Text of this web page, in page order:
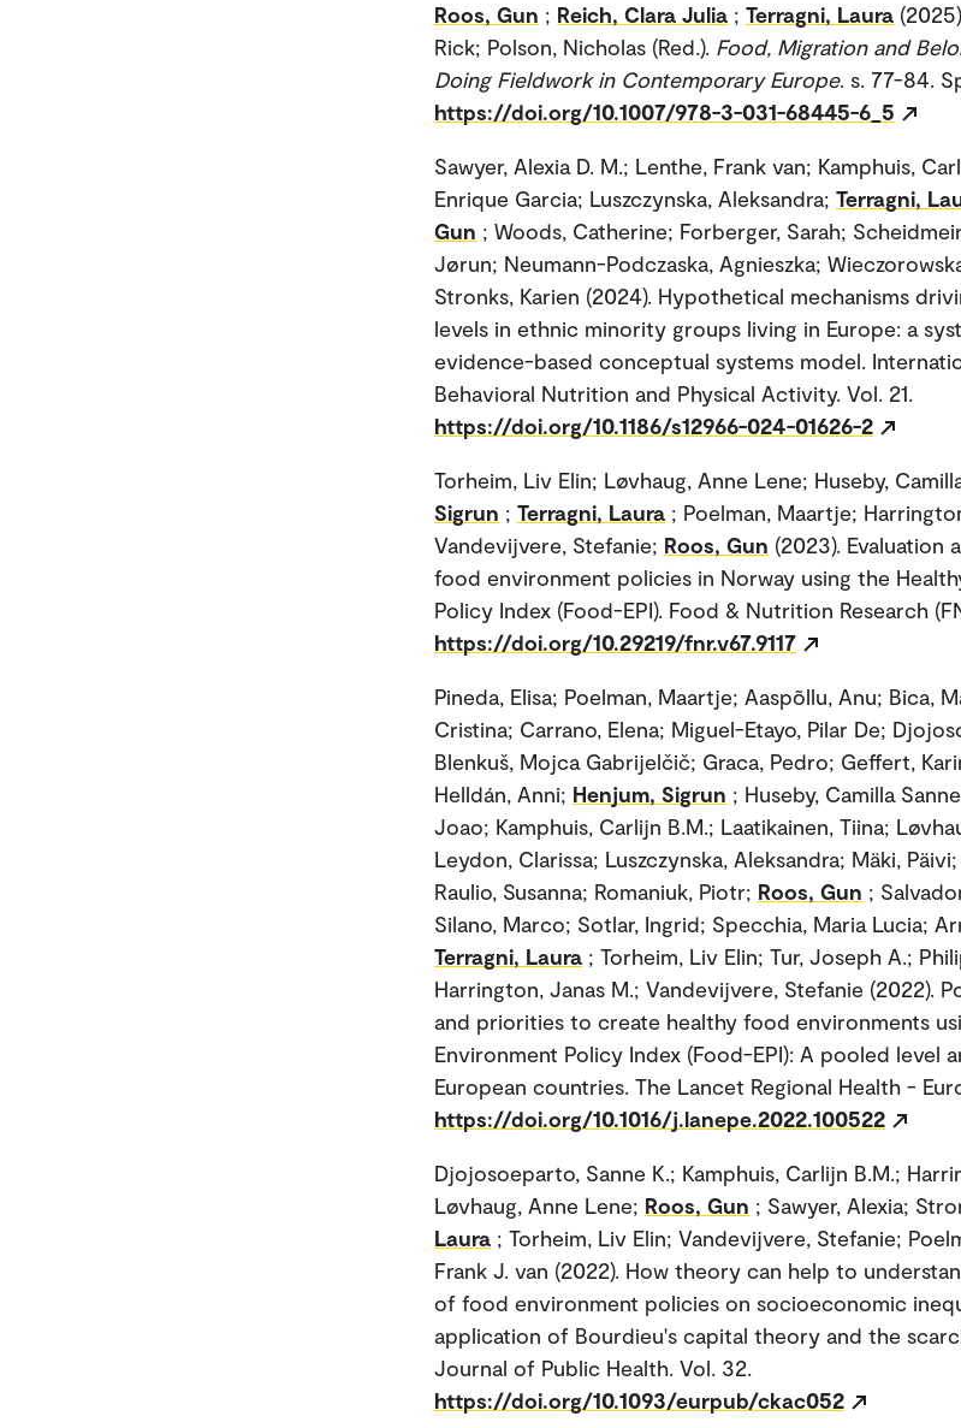
Roos, Gun ; Reich, Clara Julia ; Terragni, Laura
Rick; Polson, Nicholas (Red.). Food, Migration and
Doing Fieldwork in Contemporary Europe. s. 77-84.
https://doi.org/10.1007/978-3-031-68445-6_5
Sawyer, Alexia D. M.; Lenthe, Frank van; Kamphuis,
Enrique Garcia; Luszczynska, Aleksandra; Terragni,
Gun ; Woods, Catherine; Forberger, Sarah;
Jørun; Neumann-Podczaska, Agnieszka;
Stronks, Karien (2024). Hypothetical mechanisms
levels in ethnic minority groups living in Europe: a
evidence-based conceptual systems model.
Behavioral Nutrition and Physical Activity. Vol. 21.
https://doi.org/10.1186/s12966-024-01626-2
Torheim, Liv Elin; Løvhaug, Anne Lene; Huseby,
Sigrun ; Terragni, Laura ; Poelman, Maartje;
Vandevijvere, Stefanie; Roos, Gun (2023).
food environment policies in Norway using the
Policy Index (Food-EPI). Food & Nutrition Research
https://doi.org/10.29219/fnr.v67.9117
Pineda, Elisa; Poelman, Maartje; Aaspõllu, Anu; Bica,
Cristina; Carrano, Elena; Miguel-Etayo, Pilar De;
Blenkuš, Mojca Gabrijelčič; Graca, Pedro; Geffert,
Helldán, Anni; Henjum, Sigrun ; Huseby, Camilla
Joao; Kamphuis, Carlijn B.M.; Laatikainen, Tiina;
Leydon, Clarissa; Luszczynska, Aleksandra; Mäki,
Raulio, Susanna; Romaniuk, Piotr; Roos, Gun ;
Silano, Marco; Sotlar, Ingrid; Specchia, Maria Lucia;
Terragni, Laura ; Torheim, Liv Elin; Tur, Joseph A.;
Harrington, Janas M.; Vandevijvere, Stefanie (2022).
and priorities to create healthy food environments
Environment Policy Index (Food-EPI): A pooled level
European countries. The Lancet Regional Health -
https://doi.org/10.1016/j.lanepe.2022.100522
Djojosoeparto, Sanne K.; Kamphuis, Carlijn B.M.;
Løvhaug, Anne Lene; Roos, Gun ; Sawyer, Alexia;
Laura ; Torheim, Liv Elin; Vandevijvere, Stefanie;
Frank J. van (2022). How theory can help to
of food environment policies on socioeconomic
application of Bourdieu's capital theory and the
Journal of Public Health. Vol. 32.
https://doi.org/10.1093/eurpub/ckac052